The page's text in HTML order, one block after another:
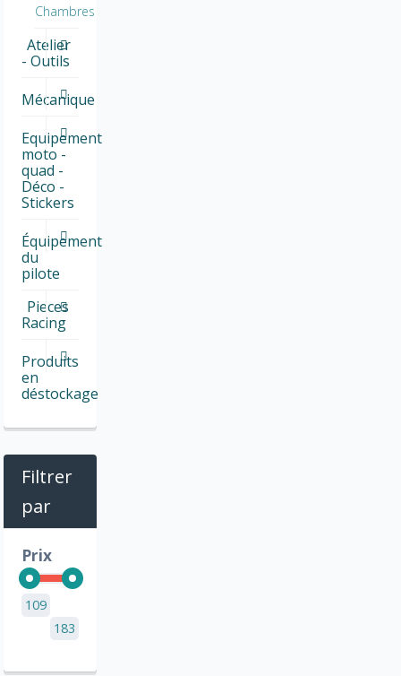
Chambres
Atelier
- Outils
Mécanique
Equipement
moto -
quad -
Déco -
Stickers
Équipement
du
pilote
Pieces
Racing
Produits
en
déstockage
Filtrer
par
Prix
109
183